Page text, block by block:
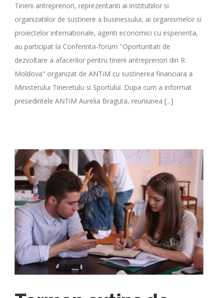
Tinerii antreprenori, reprezentanti ai institutiilor si
organizatiilor de sustinere a businessului, ai organismelor si
proiectelor internationale, agenti economici cu esperienta,
au participat la Conferinta-forum "Oportunitati de
dezvoltare a afacerilor pentru tinerii antreprenori din R.
Moldova" organizat de ANTiM cu sustinerea financiara a
Ministerului Tineretulu si Sportului. Dupa cum a informat
presedintele ANTiM Aurelia Braguta, reuniunea [...]